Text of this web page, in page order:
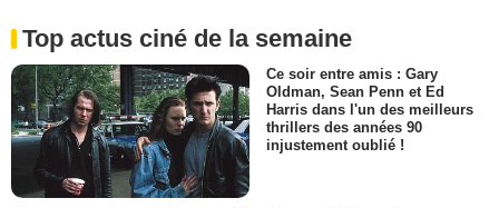
Top actus ciné de la semaine
Ce soir entre amis : Gary
Oldman, Sean Penn et Ed
Harris dans l'un des meilleurs
thrillers des années 90
injustement oublié !